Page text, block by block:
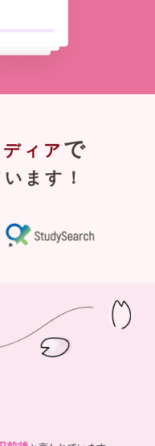
ディア で
ます！